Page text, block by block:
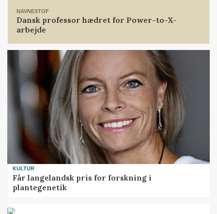
NAVNESTOF
Dansk professor hædret for Power-to-X-
arbejde
KULTUR
Får langelandsk pris for forskning i
plantegenetik